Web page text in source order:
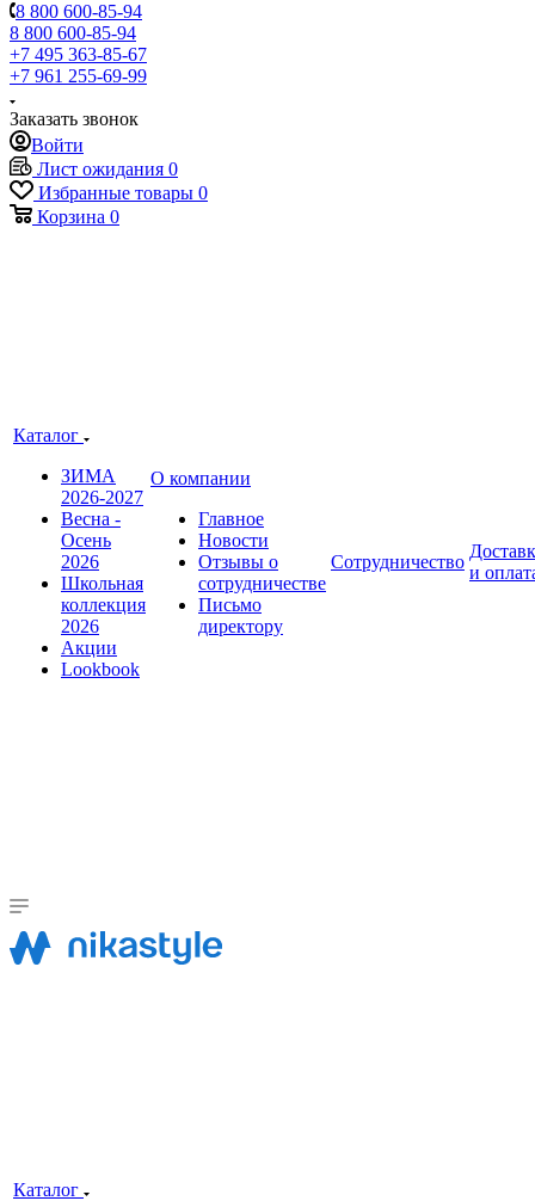
8 800 600-85-94
8 800 600-85-94
+7 495 363-85-67
+7 961 255-69-99
Заказать звонок
Войти
Лист ожидания 0
Избранные товары 0
Корзина 0
Каталог
ЗИМА
2026-2027
Весна -
Осень
2026
Школьная
коллекция
2026
Акции
Lookbook
О компании
Главное
Новости
Отзывы о
сотрудничестве
Письмо
директору
Сотрудничество
и
Каталог